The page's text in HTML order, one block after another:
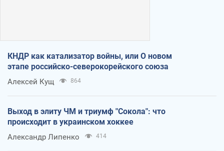
КНДР как катализатор войны, или О новом
этапе российско-северокорейского союза
Алексей Кущ 864
Выход в элиту ЧМ и триумф "Сокола": что
происходит в украинском хоккее
Александр Липенко 414